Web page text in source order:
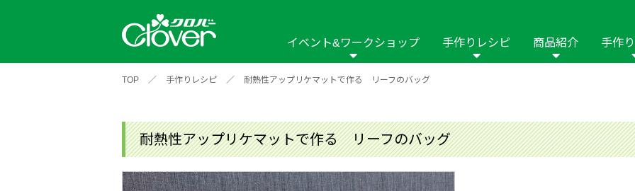
イベント&ワークショップ
ワークショップ
2026年 2025年 2024年
手作りレシピ
アイテムから探す ソーイング パッチワーク・
布の手芸
商品紹介
新商品一覧 縫い針 ソーイング用品 はさみ ソーメニュ パッチワーク・キル
編み物用品 インテリア 補修用品 ホビー材料・キット 作品本 おなまえつけ
クロバーモチーフ ポルトボヌール
手作
TOP ／ 手作りレシピ ／ 耐熱性アップリケマットで作る リーフのバッグ
耐熱性アップリケマットで作る リーフのバッグ